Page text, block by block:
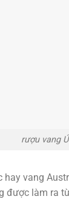
rượu vang
hay vang
được làm ra